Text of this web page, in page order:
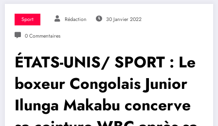
Sport Rédaction 30 Janvier 2022
0 Commentaires
ÉTATS-UNIS/ SPORT : Le
boxeur Congolais Junior
Ilunga Makabu concerve